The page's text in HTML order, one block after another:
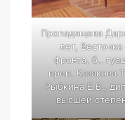
Пропадящева
лет, Весточка
фронта, б.,
преп. Казакова
Рыбкина Е.В.,
высшей